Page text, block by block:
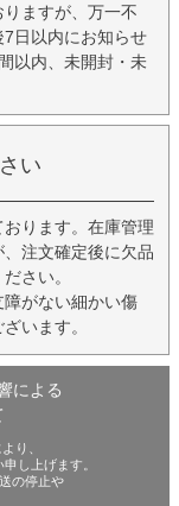
ますが、万一不
日以内にお知らせ
以内、未開封・未
い
ります。在庫管理
注文確定後に欠品
さい。
がない細かい傷
います。
による
り、
し上げます。
の停止や